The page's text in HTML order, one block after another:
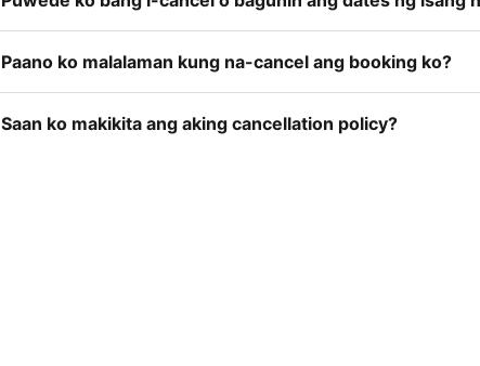
Paano ko malalaman kung na-cancel ang booking ko?
Saan ko makikita ang aking cancellation policy?